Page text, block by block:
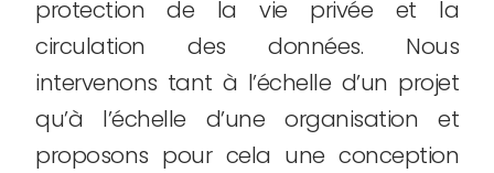
protection de la vie privée et la
circulation des données. Nous
intervenons tant à l’échelle d’un projet
qu’à l’échelle d’une organisation et
proposons pour cela une conception